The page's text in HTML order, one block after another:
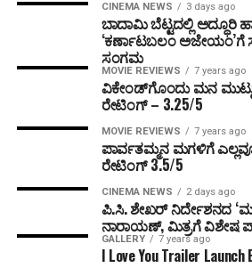
CINEMA NEWS 3 days ago
ಬಾದಾಮಿ ಬೆಟ್ಟದಲ್ಲಿ ಅದ್ಧೂರಿ
‘ಕರ್ಣಾಟಬಲಂ ಅಜೇಯಂ’ಗೆ
ಸಂಗಮ
MOVIE REVIEWS 7 years ago
ವಿಕೇಂಡ್‌ಗೊಂದು ಮನ
ರೇಟಿಂಗ್ – 3.25/5
MOVIE REVIEWS 7 years ago
ಪಾರ್ವತಮ್ಮನ ಮಗಳಿಗೆ
ರೇಟಿಂಗ್ 3.5/5
CINEMA NEWS 2 days ago
ಪಿ.ಸಿ. ಶೇಖರ್ ನಿರ್ದೇಶನದ
ನಾರಾಯಣ್, ಮಿತ್ರಗೆ ವಿಶೇಷ
GALLERY 7 years ago
I Love You Trailer Launch